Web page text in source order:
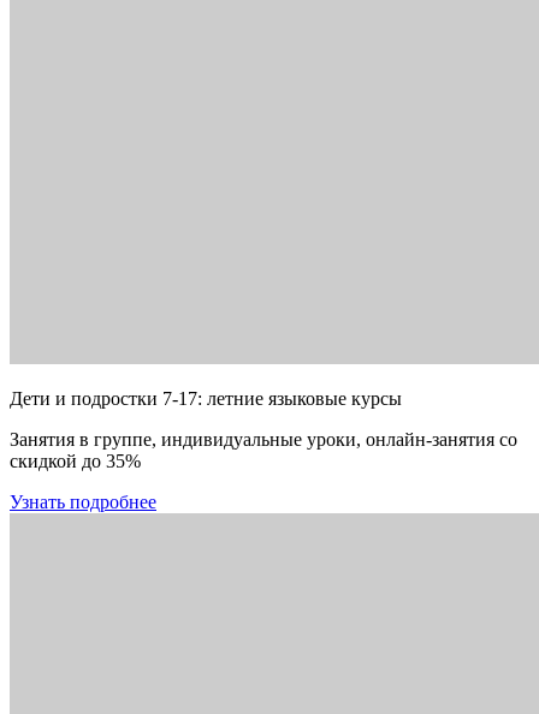
Дети и подростки 7-17: летние языковые курсы
Занятия в группе, индивидуальные уроки, онлайн-занятия со
скидкой до 35%
Узнать подробнее